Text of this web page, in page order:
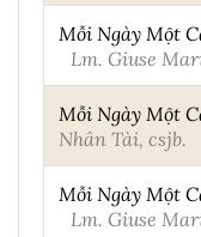
Mỗi Ngày Một
Lm. Giuse
Mỗi Ngày Một
Nhân Tài, csjb.
Mỗi Ngày Một
Lm. Giuse